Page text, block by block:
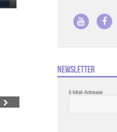
Newsletter
E-Mail Adresse